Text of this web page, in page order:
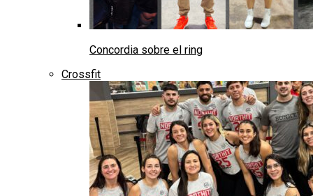
Concordia sobre el ring
Crossfit